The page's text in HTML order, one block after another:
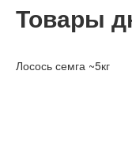
Товары
Лосось семга ~5кг